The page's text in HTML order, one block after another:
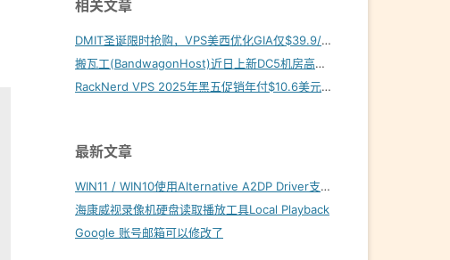
相关文章
DMIT圣诞限时抢购，VPS美西优化GIA仅$39.9/年！
搬瓦工(BandwagonHost)近日上新DC5机房高端线路
RackNerd VPS 2025年黑五促销年付$10.6美元起
最新文章
WIN11 / WIN10使用Alternative A2DP Driver支持LDAC
海康威视录像机硬盘读取播放工具Local Playback
Google 账号邮箱可以修改了